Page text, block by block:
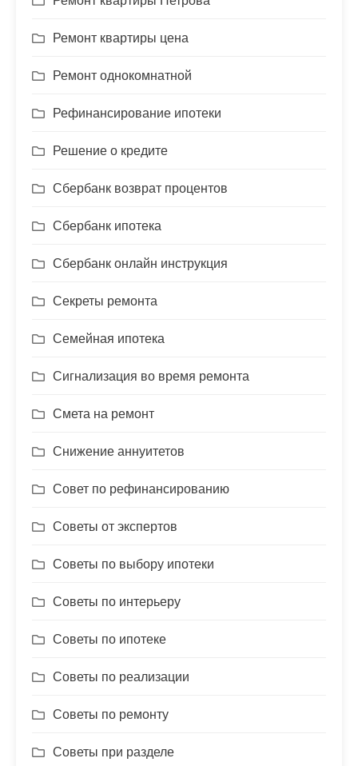
Ремонт квартиры цена
Ремонт однокомнатной
Рефинансирование ипотеки
Решение о кредите
Сбербанк возврат процентов
Сбербанк ипотека
Сбербанк онлайн инструкция
Секреты ремонта
Семейная ипотека
Сигнализация во время ремонта
Смета на ремонт
Снижение аннуитетов
Совет по рефинансированию
Советы от экспертов
Советы по выбору ипотеки
Советы по интерьеру
Советы по ипотеке
Советы по реализации
Советы по ремонту
Советы при разделе